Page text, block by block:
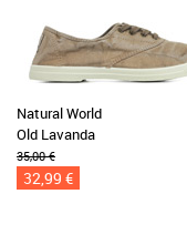
Natural World
Old Lavanda
35,00 €
32,99 €